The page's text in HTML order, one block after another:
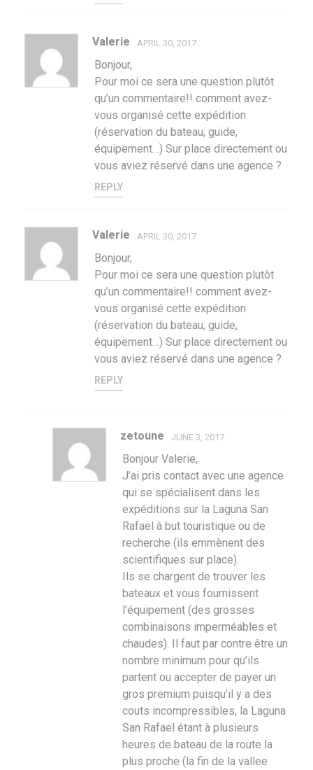
Valerie APRIL 30, 2017
Bonjour,
Pour moi ce sera une question plutôt
qu’un commentaire!! comment avez-
vous organisé cette expédition
(réservation du bateau, guide,
équipement…) Sur place directement ou
vous aviez réservé dans une agence ?
REPLY
Valerie APRIL 30, 2017
Bonjour,
Pour moi ce sera une question plutôt
qu’un commentaire!! comment avez-
vous organisé cette expédition
(réservation du bateau, guide,
équipement…) Sur place directement ou
vous aviez réservé dans une agence ?
REPLY
zetoune JUNE 3, 2017
Bonjour Valerie,
J’ai pris contact avec une agence
qui se spécialisent dans les
expéditions sur la Laguna San
Rafael à but touristique ou de
recherche (ils emmènent des
scientifiques sur place).
Ils se chargent de trouver les
bateaux et vous fournissent
l’équipement (des grosses
combinaisons imperméables et
chaudes). Il faut par contre être un
nombre minimum pour qu’ils
partent ou accepter de payer un
gros premium puisqu’il y a des
couts incompressibles, la Laguna
San Rafael étant à plusieurs
heures de bateau de la route la
plus proche (la fin de la vallee